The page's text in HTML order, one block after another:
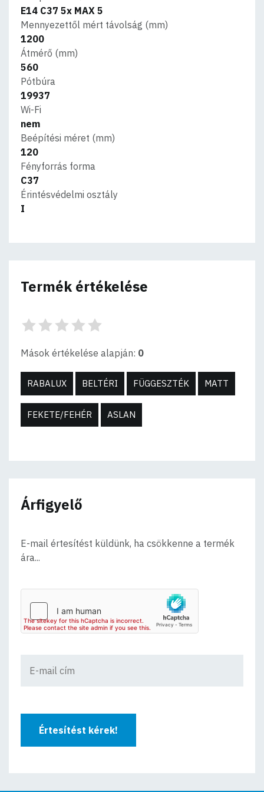
E14 C37 5x MAX 5
Mennyezettől mért távolság (mm)
1200
Átmérő (mm)
560
Pótbúra
19937
Wi-Fi
nem
Beépítési méret (mm)
120
Fényforrás forma
C37
Érintésvédelmi osztály
I
Termék értékelése
Mások értékelése alapján: 0
RABALUX BELTÉRI FÜGGESZTÉK MATT
FEKETE/FEHÉR ASLAN
Árfigyelő
E-mail értesítést küldünk, ha csökkenne a termék
ára...
Értesítést kérek!